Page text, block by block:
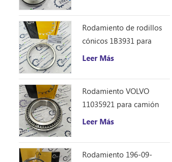
de la motoniveladora
Rodamiento de rodillos
cónicos 1B3931 para
motoniveladora
140B repuestos
Leer Más
Rodamiento VOLVO
11035921 para camión
volquete articulado
Leer Más
Rodamiento 196-09-